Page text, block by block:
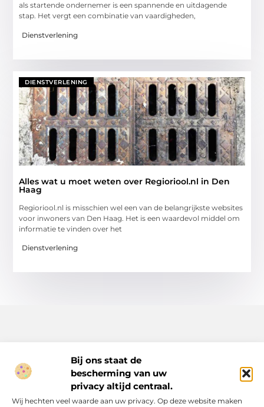
Bij ons staat de
bescherming van uw
privacy altijd centraal.
Wij hechten veel waarde aan uw privacy. Op deze website maken
als startende ondernemer is een spannende en uitdagende
stap. Het vergt een combinatie van vaardigheden,
Dienstverlening
DIENSTVERLENING
Alles wat u moet weten over Regioriool.nl in Den
Haag
Regioriool.nl is misschien wel een van de belangrijkste websites
voor inwoners van Den Haag. Het is een waardevol middel om
informatie te vinden over het
Dienstverlening
Inspiratie, tips en verhalen voor elk moment.
Ontdek een breed scala aan artikelen en blogs die je dagelijks
leven verrijken, van praktische adviezen tot boeiende verhalen.